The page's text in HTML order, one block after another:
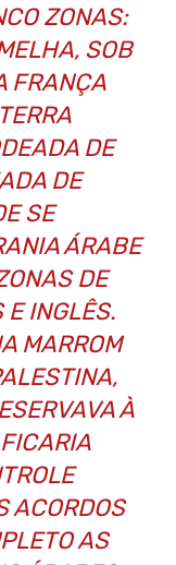
ZONAS:
SOB
FRANÇA
DE
DE
SE
ÁRABE
DE
E INGLÊS.
MARROM
À
ACORDOS
AS